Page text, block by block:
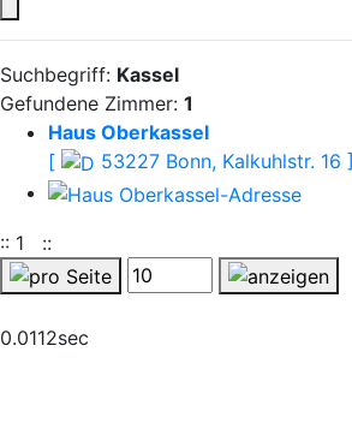
Suchbegriff: Kassel
Gefundene Zimmer: 1
Haus Oberkassel
[
53227 Bonn, Kalkuhlstr. 16 ]
:: 1 ::
0.0112sec